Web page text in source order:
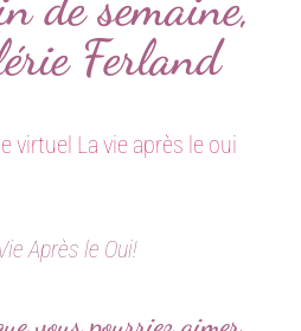
Ferland
virtuel La vie après le oui
Après le Oui!